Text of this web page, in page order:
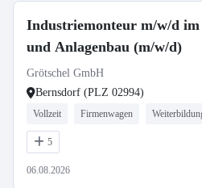
Industriemonteur m/w/d im
und Anlagenbau (m/w/d)
Grötschel GmbH
Bernsdorf (PLZ 02994)
Vollzeit Firmenwagen
5
06.08.2026